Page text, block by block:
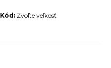
Kód: Zvoľte veľkosť